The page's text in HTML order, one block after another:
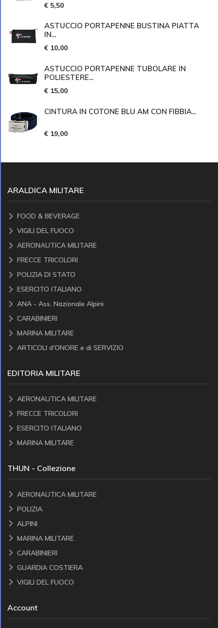
€ 5,50
ASTUCCIO PORTAPENNE BUSTINA PIATTA
IN...
€ 10,00
ASTUCCIO PORTAPENNE TUBOLARE IN
POLIESTERE...
€ 15,00
CINTURA IN COTONE BLU AM CON FIBBIA...
€ 19,00
ARALDICA MILITARE
FOOD & BEVERAGE
VIGILI DEL FUOCO
AERONAUTICA MILITARE
FRECCE TRICOLORI
POLIZIA DI STATO
ESERCITO ITALIANO
ANA - Ass. Nazionale Alpini
CARABINIERI
MARINA MILITARE
ARTICOLI d'ONORE e di SERVIZIO
EDITORIA MILITARE
AERONAUTICA MILITARE
FRECCE TRICOLORI
ESERCITO ITALIANO
MARINA MILITARE
THUN - Collezione
AERONAUTICA MILITARE
POLIZIA
ALPINI
MARINA MILITARE
CARABINIERI
GUARDIA COSTIERA
VIGILI DEL FUOCO
Account